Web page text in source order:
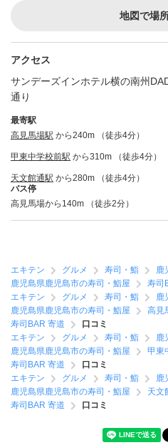
地図で場
アクセス
サンデーズインホテル横の南州
通り
最寄駅
高見馬場駅 から240m （徒歩4分）
甲東中学校前駅 から310m （徒歩4分）
天文館通駅 から280m （徒歩4分）
バス停
高見馬場から140m （徒歩2分）
エキテン グルメ 寿司・鮨
鹿
鹿児島県鹿児島市の寿司・鮨屋
寿司
エキテン
グルメ 寿司・鮨
鹿
鹿児島県鹿児島市の寿司・鮨屋
高見
寿司BAR 寄道
口コミ
エキテン
グルメ 寿司・鮨
鹿
鹿児島県鹿児島市の寿司・鮨屋
甲東
寿司BAR 寄道
口コミ
エキテン
グルメ 寿司・鮨
鹿
鹿児島県鹿児島市の寿司・鮨屋
天文
寿司BAR 寄道
口コミ